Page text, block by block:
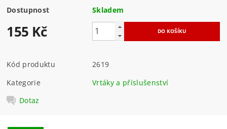
Dostupnost Skladem
155 Kč
Kód produktu
2619
Kategorie
Vrtáky a příslušenství
Dotaz